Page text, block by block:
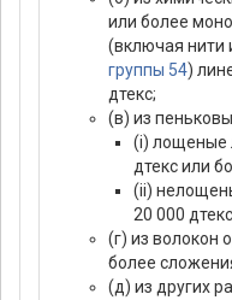
или более
(включая нити
группы 54)
дтекс;
(в) из
(i) лощеные
дтекс или
(ii)
20 000
(г) из волокон
более
(д) из других